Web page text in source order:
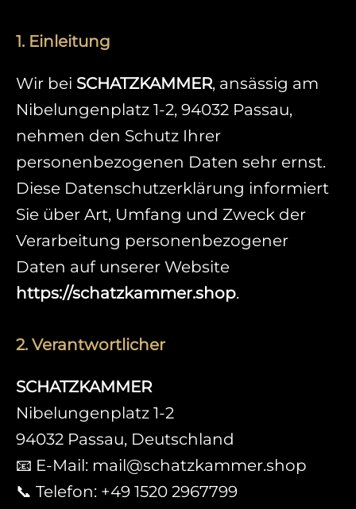
1. Einleitung
Wir bei SCHATZKAMMER, ansässig am
Nibelungenplatz 1-2, 94032 Passau,
nehmen den Schutz Ihrer
personenbezogenen Daten sehr ernst.
Diese Datenschutzerklärung informiert
Sie über Art, Umfang und Zweck der
Verarbeitung personenbezogener
Daten auf unserer Website
https://schatzkammer.shop.
2. Verantwortlicher
SCHATZKAMMER
Nibelungenplatz 1-2
94032 Passau, Deutschland
📧 E-Mail: mail@schatzkammer.shop
📞 Telefon: +49 1520 2967799